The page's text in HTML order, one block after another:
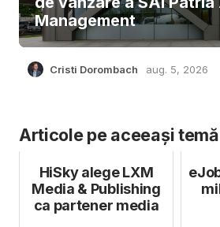
Management
Cristi Dorombach aug. 5, 2026
Articole pe aceeași
HiSky alege LXM
Media & Publishing
ca partener media